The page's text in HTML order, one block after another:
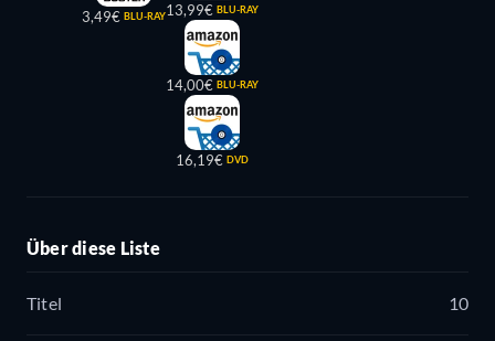
3,49€ BLU-RAY13,99€ BLU-RAY
14,00€ BLU-RAY
16,19€ DVD
Über diese Liste
Titel 10